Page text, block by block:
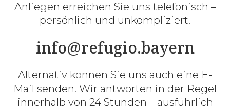
Anliegen erreichen Sie uns telefonisch –
persönlich und unkompliziert.
info@refugio.bayern
Alternativ können Sie uns auch eine E-
Mail senden. Wir antworten in der Regel
innerhalb von 24 Stunden – ausführlich